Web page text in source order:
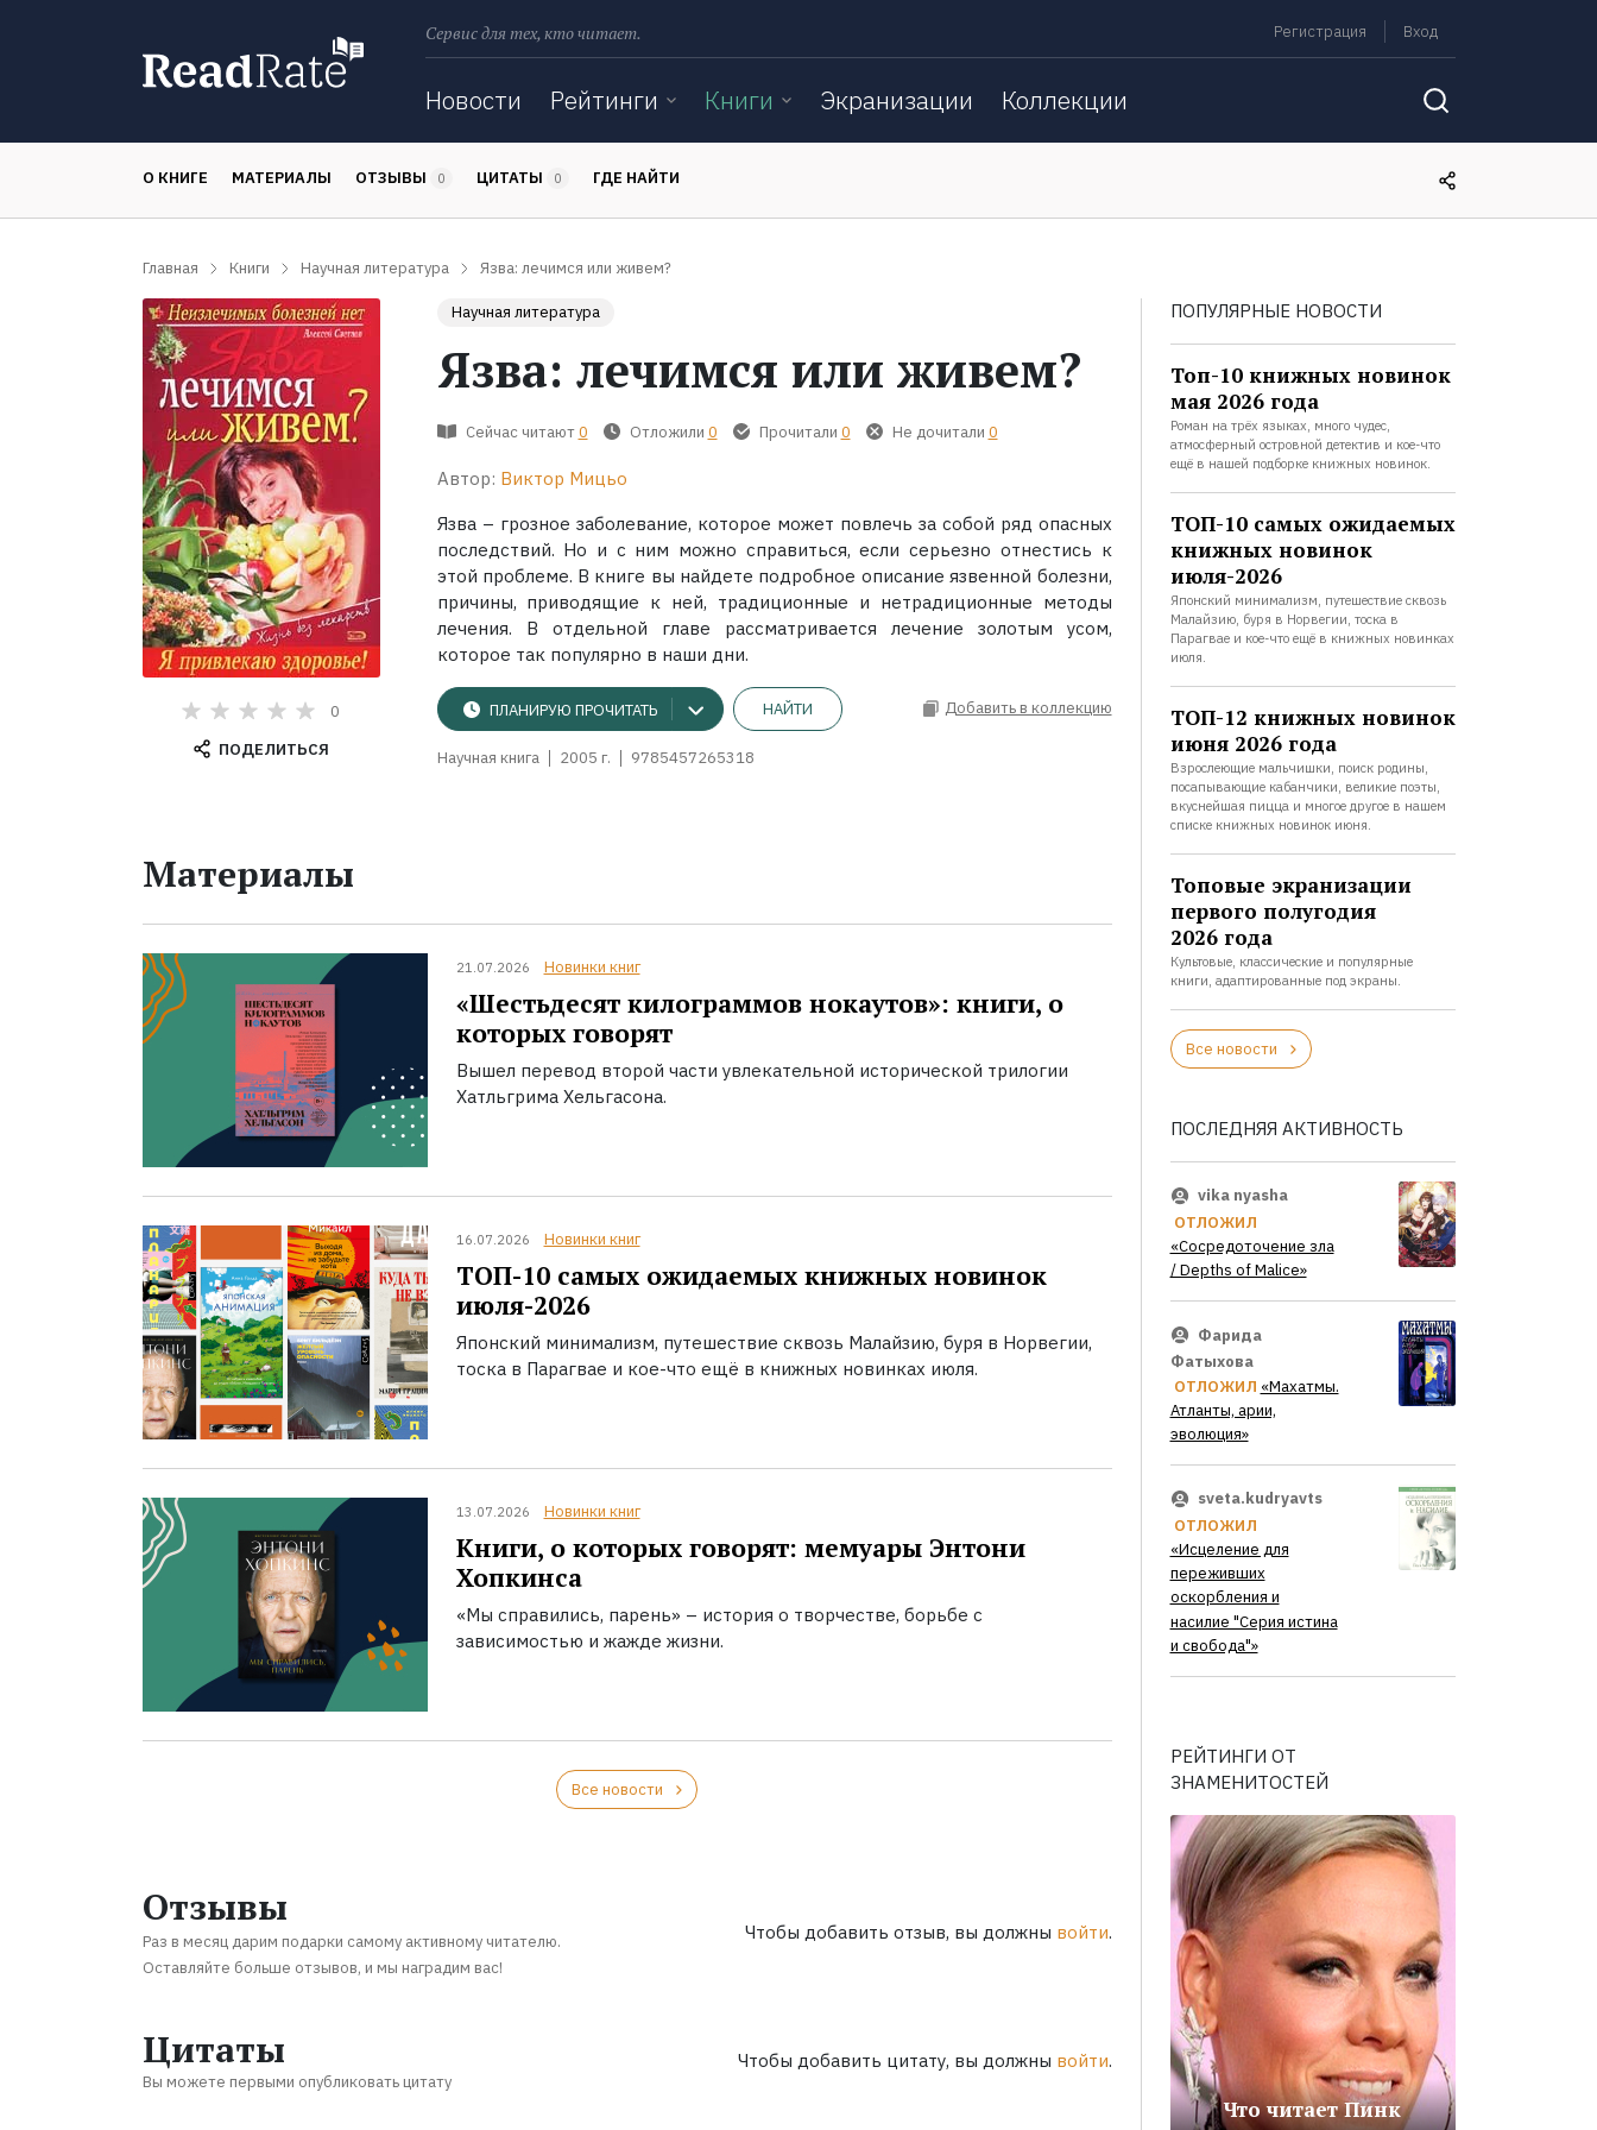
Сервис для тех, кто читает. Регистрация Вход
Новости Рейтинги Книги Экранизации Коллекции
О КНИГЕ МАТЕРИАЛЫ ОТЗЫВЫ 0 ЦИТАТЫ 0 ГДЕ НАЙТИ
Главная Книги Научная литература Язва: лечимся или живем?
0
ПОДЕЛИТЬСЯ
Научная литература
Язва: лечимся или живем?
Сейчас читают 0 Отложили 0 Прочитали 0 Не дочитали 0
Автор: Виктор Мицьо
Язва – грозное заболевание, которое может повлечь за собой ряд опасных
последствий. Но и с ним можно справиться, если серьезно отнестись к
этой проблеме. В книге вы найдете подробное описание язвенной болезни,
причины, приводящие к ней, традиционные и нетрадиционные методы
лечения. В отдельной главе рассматривается лечение золотым усом,
которое так популярно в наши дни.
ПЛАНИРУЮ ПРОЧИТАТЬ НАЙТИ Добавить в коллекцию
Научная книга 2005 г. 9785457265318
Материалы
21.07.2026 Новинки книг
«Шестьдесят килограммов нокаутов»: книги, о
которых говорят
Вышел перевод второй части увлекательной исторической трилогии
Хатльгрима Хельгасона.
16.07.2026 Новинки книг
ТОП-10 самых ожидаемых книжных новинок
июля-2026
Японский минимализм, путешествие сквозь Малайзию, буря в Норвегии,
тоска в Парагвае и кое-что ещё в книжных новинках июля.
13.07.2026 Новинки книг
Книги, о которых говорят: мемуары Энтони
Хопкинса
«Мы справились, парень» – история о творчестве, борьбе с
зависимостью и жажде жизни.
Все новости
Отзывы
Раз в месяц дарим подарки самому активному читателю.
Оставляйте больше отзывов, и мы наградим вас!
Чтобы добавить отзыв, вы должны войти.
Цитаты
Вы можете первыми опубликовать цитату
Чтобы добавить цитату, вы должны войти.
ПОПУЛЯРНЫЕ НОВОСТИ
Топ-10 книжных новинок
мая 2026 года
Роман на трёх языках, много чудес,
атмосферный островной детектив и кое-что
ещё в нашей подборке книжных новинок.
ТОП-10 самых ожидаемых
книжных новинок
июля-2026
Японский минимализм, путешествие сквозь
Малайзию, буря в Норвегии, тоска в
Парагвае и кое-что ещё в книжных новинках
июля.
ТОП-12 книжных новинок
июня 2026 года
Взрослеющие мальчишки, поиск родины,
посапывающие кабанчики, великие поэты,
вкуснейшая пицца и многое другое в нашем
списке книжных новинок июня.
Топовые экранизации
первого полугодия
2026 года
Культовые, классические и популярные
книги, адаптированные под экраны.
Все новости
ПОСЛЕДНЯЯ АКТИВНОСТЬ
vika nyasha
ОТЛОЖИЛ
«Сосредоточение зла
/ Depths of Malice»
Фарида
Фатыхова
ОТЛОЖИЛ «Махатмы.
Атланты, арии,
эволюция»
sveta.kudryavts
ОТЛОЖИЛ
«Исцеление для
переживших
оскорбления и
насилие "Серия истина
и свобода"»
РЕЙТИНГИ ОТ
ЗНАМЕНИТОСТЕЙ
Что читает Пинк